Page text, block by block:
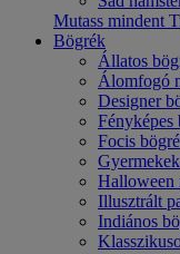
Mutass mindent
Bögrék
Állatos
Álomfogó
Designer
Fényképes
Focis
Halloween
Illusztrált
Indiános